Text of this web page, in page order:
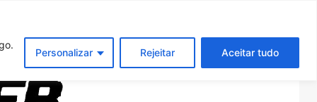
Personalizar Rejeitar Aceitar tudo